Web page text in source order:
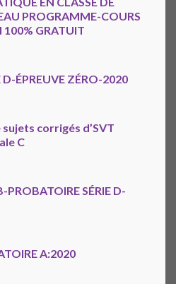
PROGRAMME-COURS
100% GRATUIT
ÉPREUVE ZÉRO-2020
sujets corrigés d’SVT
C
PROBATOIRE SÉRIE D-
A:2020